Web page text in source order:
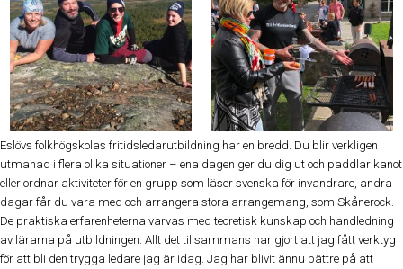
Eslövs folkhögskolas fritidsledarutbildning har en bredd. Du blir verkligen
utmanad i flera olika situationer – ena dagen ger du dig ut och paddlar kanot
eller ordnar aktiviteter för en grupp som läser svenska för invandrare, andra
dagar får du vara med och arrangera stora arrangemang, som Skånerock.
De praktiska erfarenheterna varvas med teoretisk kunskap och handledning
av lärarna på utbildningen. Allt det tillsammans har gjort att jag fått verktyg
för att bli den trygga ledare jag är idag. Jag har blivit ännu bättre på att